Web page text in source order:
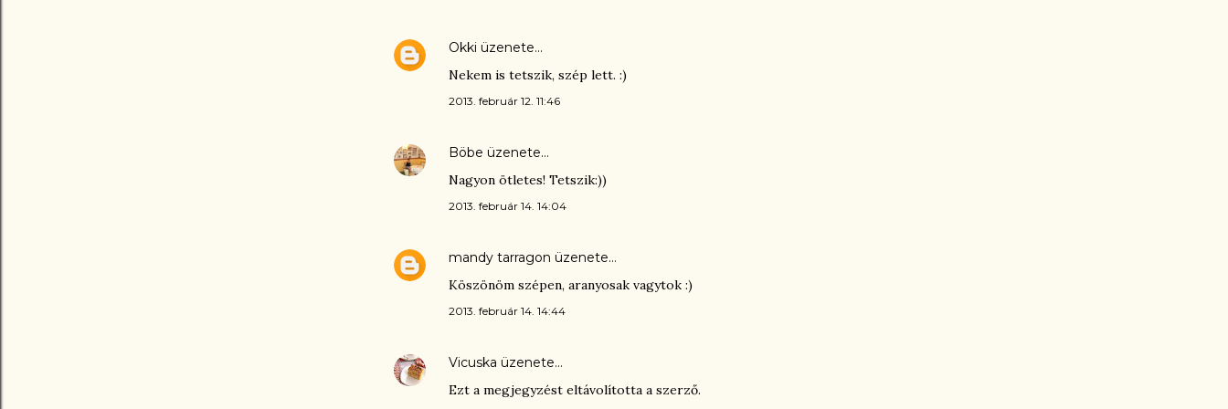
Okki üzenete…
Nekem is tetszik, szép lett. :)
2013. február 12. 11:46
Böbe üzenete…
Nagyon ötletes! Tetszik:))
2013. február 14. 14:04
mandy tarragon üzenete…
Köszönöm szépen, aranyosak vagytok :)
2013. február 14. 14:44
Vicuska üzenete…
Ezt a megjegyzést eltávolította a szerző.